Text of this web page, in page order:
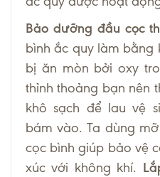
Bảo dưỡng đầu cọc
bình ắc quy làm bằng
bị ăn mòn bởi oxy
thỉnh thoảng bạn nên
khô sạch để lau vệ
bám vào. Ta dùng
cọc bình giúp bảo vệ
xúc với không khí.